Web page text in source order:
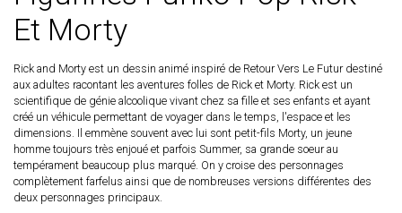
Et Morty
Rick and Morty est un dessin animé inspiré de Retour Vers Le Futur destiné
aux adultes racontant les aventures folles de Rick et Morty. Rick est un
scientifique de génie alcoolique vivant chez sa fille et ses enfants et ayant
créé un véhicule permettant de voyager dans le temps, l'espace et les
dimensions. Il emmène souvent avec lui sont petit-fils Morty, un jeune
homme toujours très enjoué et parfois Summer, sa grande soeur au
tempérament beaucoup plus marqué. On y croise des personnages
complètement farfelus ainsi que de nombreuses versions différentes des
deux personnages principaux.